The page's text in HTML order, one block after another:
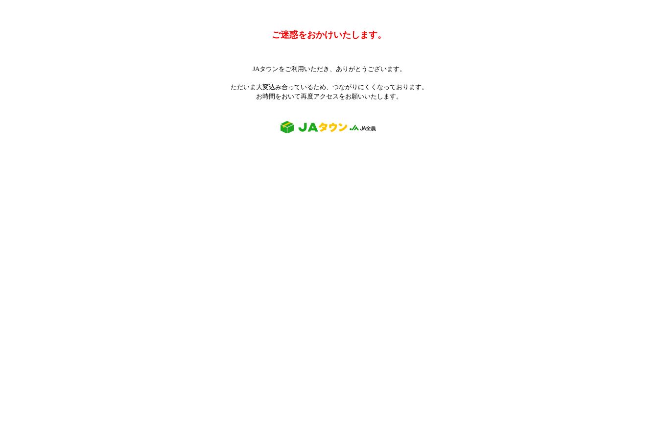
ご迷惑をおかけいたします。
JAタウンをご利用いただき、ありがとうございます。
ただいま大変込み合っているため、つながりにくくなっております。
お時間をおいて再度アクセスをお願いいたします。